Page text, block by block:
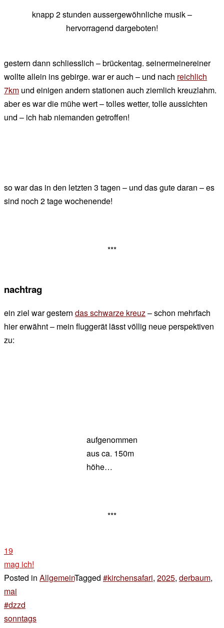
knapp 2 stunden aussergewöhnliche musik –
hervorragend dargeboten!
gestern dann schliesslich – brückentag. seinermeinereiner
wollte allein ins gebirge. war er auch – und nach reichlich
7km und einigen andern stationen auch ziemlich kreuzlahm.
aber es war die mühe wert – tolles wetter, tolle aussichten
und – ich hab niemanden getroffen!
so war das in den letzten 3 tagen – und das gute daran – es
sind noch 2 tage wochenende!
***
nachtrag
ein ziel war gestern das schwarze kreuz– schon mehrfach
hier erwähnt – mein fluggerät lässt völlig neue perspektiven
zu:
aufgenommen
aus ca. 150m
höhe…
***
19
mag ich!
Posted in AllgemeinTagged #kirchensafari, 2025, derbaum,
mai
Beitragsnavigation
#dzzd
sonntags